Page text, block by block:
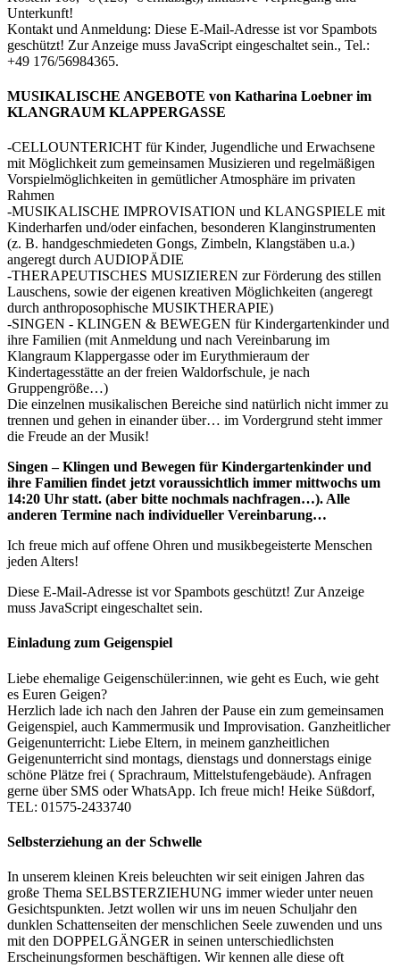
Unterkunft!
Kontakt und Anmeldung: Diese E-Mail-Adresse ist vor Spambots
geschützt! Zur Anzeige muss JavaScript eingeschaltet sein., Tel.:
+49 176/56984365.
MUSIKALISCHE ANGEBOTE von Katharina Loebner im
KLANGRAUM KLAPPERGASSE
-CELLOUNTERICHT für Kinder, Jugendliche und Erwachsene
mit Möglichkeit zum gemeinsamen Musizieren und regelmäßigen
Vorspielmöglichkeiten in gemütlicher Atmosphäre im privaten
Rahmen
-MUSIKALISCHE IMPROVISATION und KLANGSPIELE mit
Kinderharfen und/oder einfachen, besonderen Klanginstrumenten
(z. B. handgeschmiedeten Gongs, Zimbeln, Klangstäben u.a.)
angeregt durch AUDIOPÄDIE
-THERAPEUTISCHES MUSIZIEREN zur Förderung des stillen
Lauschens, sowie der eigenen kreativen Möglichkeiten (angeregt
durch anthroposophische MUSIKTHERAPIE)
-SINGEN - KLINGEN & BEWEGEN für Kindergartenkinder und
ihre Familien (mit Anmeldung und nach Vereinbarung im
Klangraum Klappergasse oder im Eurythmieraum der
Kindertagesstätte an der freien Waldorfschule, je nach
Gruppengröße…)
Die einzelnen musikalischen Bereiche sind natürlich nicht immer zu
trennen und gehen in einander über… im Vordergrund steht immer
die Freude an der Musik!
Singen – Klingen und Bewegen für Kindergartenkinder und
ihre Familien findet jetzt voraussichtlich immer mittwochs um
14:20 Uhr statt. (aber bitte nochmals nachfragen…). Alle
anderen Termine nach individueller Vereinbarung…
Ich freue mich auf offene Ohren und musikbegeisterte Menschen
jeden Alters!
Diese E-Mail-Adresse ist vor Spambots geschützt! Zur Anzeige
muss JavaScript eingeschaltet sein.
Einladung zum Geigenspiel
Liebe ehemalige Geigenschüler:innen, wie geht es Euch, wie geht
es Euren Geigen?
Herzlich lade ich nach den Jahren der Pause ein zum gemeinsamen
Geigenspiel, auch Kammermusik und Improvisation. Ganzheitlicher
Geigenunterricht: Liebe Eltern, in meinem ganzheitlichen
Geigenunterricht sind montags, dienstags und donnerstags einige
schöne Plätze frei ( Sprachraum, Mittelstufengebäude). Anfragen
gerne über SMS oder WhatsApp. Ich freue mich! Heike Süßdorf,
TEL: 01575-2433740
Selbsterziehung an der Schwelle
In unserem kleinen Kreis beleuchten wir seit einigen Jahren das
große Thema SELBSTERZIEHUNG immer wieder unter neuen
Gesichtspunkten. Jetzt wollen wir uns im neuen Schuljahr den
dunklen Schattenseiten der menschlichen Seele zuwenden und uns
mit den DOPPELGÄNGER in seinen unterschiedlichsten
Erscheinungsformen beschäftigen. Wir kennen alle diese oft